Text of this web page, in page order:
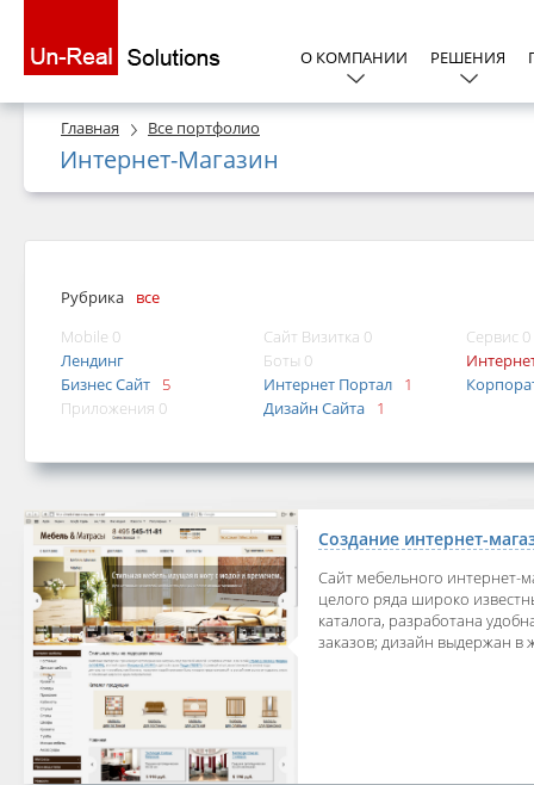
О КОМПАНИИ РЕШЕНИЯ
Главная Все портфолио
Интернет-Магазин
Рубрика
все
Mobile 0
Сайт Визитка 0
Сервис 0
Лендинг
Боты 0
Бизнес Сайт
5 Интернет Портал 1
Приложения 0
Дизайн Сайта 1
Создание интернет-
Сайт мебельного интернет-
целого ряда широко
каталога, разработана
заказов; дизайн выдержан